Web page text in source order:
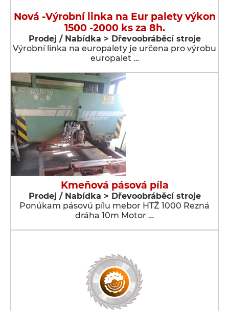
Nová -Výrobní linka na Eur palety výkon
1500 -2000 ks za 8h.
Prodej / Nabídka > Dřevoobráběcí stroje
Výrobní linka na europalety je určena pro výrobu
europalet …
Kmeňová pásová píla
Prodej / Nabídka > Dřevoobráběcí stroje
Ponúkam pásovú pílu mebor HTŽ 1000 Rezná
dráha 10m Motor …